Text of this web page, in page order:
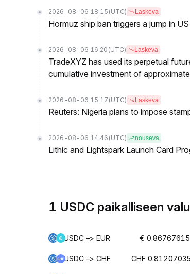
2026-08-06 18:15 (UTC) Laskeva
Hormuz ship ban triggers a jump in
2026-08-06 16:20 (UTC) Laskeva
TradeXYZ has used its perpetual
cumulative investment of
2026-08-06 15:17 (UTC) Laskeva
Reuters: Nigeria plans to impose
2026-08-06 14:46 (UTC) nouseva
Lithic and Lightspark Launch Card
1 USDC paikalliseen
USDC –> EUR €
USDC –> CHF CHF